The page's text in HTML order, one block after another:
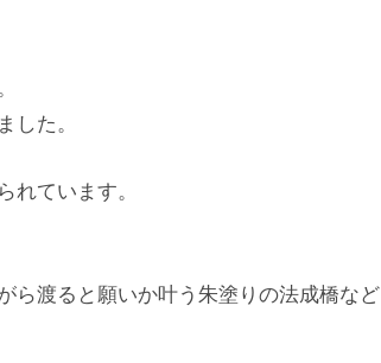
た。
ています。
ら渡ると願いか叶う朱塗りの法成橋など